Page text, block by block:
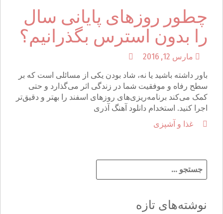
چطور روزهای پایانی سال
را بدون استرس بگذرانیم؟
مارس 12, 2016
باور داشته باشید یا نه، شاد بودن یکی از مسائلی است که بر
سطح رفاه و موفقیت شما در زندگی اثر می‌گذارد و حتی
کمک می‌کند برنامه‌ریزی‌های روزهای اسفند را بهتر و دقیق‌تر
اجرا کنید. استخدام دانلود آهنگ آذری
غذا و آشپزی
س
و
نوشته‌های تازه